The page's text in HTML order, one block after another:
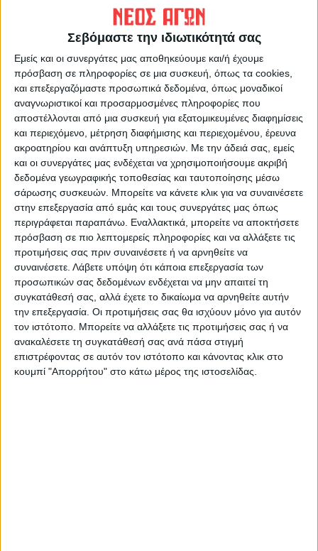
Σεβόμαστε την ιδιωτικότητά σας
Εμείς και οι συνεργάτες μας αποθηκεύουμε και/ή έχουμε
πρόσβαση σε πληροφορίες σε μια συσκευή, όπως τα cookies,
και επεξεργαζόμαστε προσωπικά δεδομένα, όπως μοναδικοί
αναγνωριστικοί και προσαρμοσμένες πληροφορίες που
αποστέλλονται από μια συσκευή για εξατομικευμένες διαφημίσεις
και περιεχόμενο, μέτρηση διαφήμισης και περιεχομένου, έρευνα
ακροατηρίου και ανάπτυξη υπηρεσιών. Με την άδειά σας, εμείς
και οι συνεργάτες μας ενδέχεται να χρησιμοποιήσουμε ακριβή
δεδομένα γεωγραφικής τοποθεσίας και ταυτοποίησης μέσω
σάρωσης συσκευών. Μπορείτε να κάνετε κλικ για να συναινέσετε
στην επεξεργασία από εμάς και τους συνεργάτες μας όπως
περιγράφεται παραπάνω. Εναλλακτικά, μπορείτε να αποκτήσετε
πρόσβαση σε πιο λεπτομερείς πληροφορίες και να αλλάξετε τις
προτιμήσεις σας πριν συναινέσετε ή να αρνηθείτε να
συναινέσετε. Λάβετε υπόψη ότι κάποια επεξεργασία των
προσωπικών σας δεδομένων ενδέχεται να μην απαιτεί τη
συγκατάθεσή σας, αλλά έχετε το δικαίωμα να αρνηθείτε αυτήν
την επεξεργασία. Οι προτιμήσεις σας θα ισχύουν μόνο για αυτόν
τον ιστότοπο. Μπορείτε να αλλάξετε τις προτιμήσεις σας ή να
ανακαλέσετε τη συγκατάθεσή σας ανά πάσα στιγμή
επιστρέφοντας σε αυτόν τον ιστότοπο και κάνοντας κλικ στο
κουμπί "Απορρήτου" στο κάτω μέρος της ιστοσελίδας.
Ο πρόεδρος του Δικηγορικού Συλλόγου
Καρδίτσας κ. Γ. Ανυφαντής ενημέρωσε τους
συναδέλφους του για τις εξελίξεις,
σημειώνοντας ότι η κυβέρνηση μέχρι
σήμερα ουδεμία πρωτοβουλία ανέλαβε για
την υλοποίηση των δεσμεύσεων του
Υπουργού Δικαιοσύνης. Επιπλέον ο κ.
Ανυφαντής αναφέρθηκε και στην της
ολομέλειας για συνέχιση των
κινητοποιήσεων. Αν και υπήρξε πρόταση για
αποχή μόνο από τα ποινικά δικαστήρια
τελικά οι δικηγόροι της Καρδίτσας
αποφάσισαν κατά πλειοψηφία να απέχουν
από όλα τα ακροατήρια.
Οι δικηγόροι έχουν θέσει το πλαίσιο της
διεκδίκησης για την ικανοποίηση των
πάγιων αιτημάτων του δικηγορικού
σώματος.